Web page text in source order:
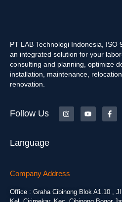
PT LAB Technologi Indonesia, ISO
an integrated solution for your
consulting and planning, optimize
installation, maintenance,
renovation.
Follow Us
Language
Company Address
Office : Graha Cibinong Blok A1.10 ,